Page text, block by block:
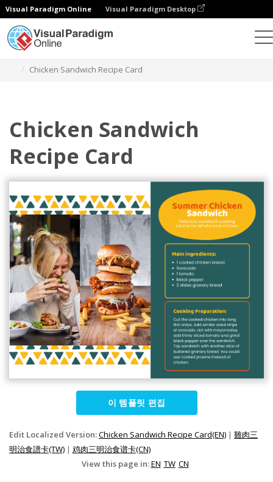
Visual Paradigm Online Visual Paradigm Desktop
Chicken Sandwich Recipe Card
Chicken Sandwich
Recipe Card
이 템플릿 편집
Edit Localized Version:Chicken Sandwich Recipe Card(EN) | 雞肉三
明治食譜卡(TW) | 鸡肉三明治食谱卡(CN)
View this page in:EN TW CN